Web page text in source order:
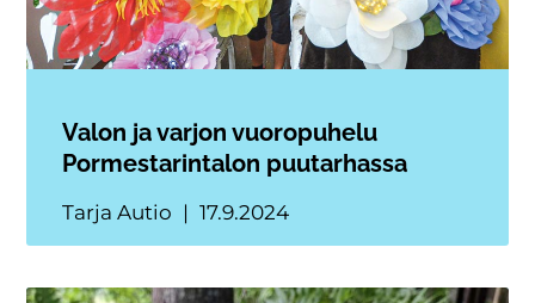
Valon ja varjon vuoropuhelu
Pormestarintalon puutarhassa
Tarja Autio 17.9.2024